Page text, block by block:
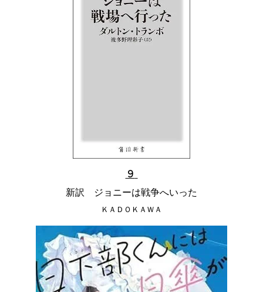
９
新訳 ジョニーは戦争へいった
ＫＡＤＯＫＡＷＡ